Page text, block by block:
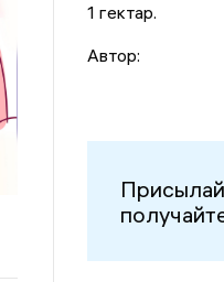
1 гектар.
Автор: